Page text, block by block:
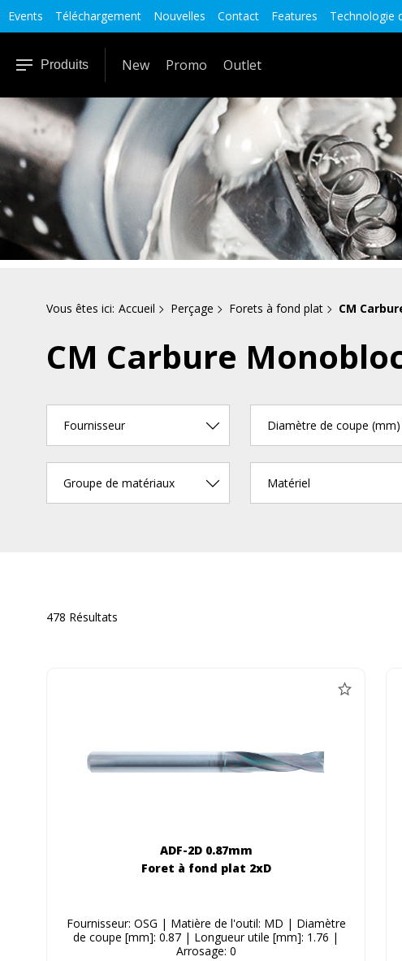
Events Téléchargement Nouvelles Contact Features Technologie
Produits New Promo Outlet
Vous êtes ici: Accueil Perçage Forets à fond plat CM
CM Carbure
Fournisseur Diamètre de coupe (mm)
Groupe de matériaux Matériel
478 Résultats
ADF-2D 0.87mm
Foret à fond plat 2xD
Fournisseur: OSG | Matière de l'outil: MD | Diamètre
de coupe [mm]: 0.87 | Longueur utile [mm]: 1.76 |
Arrosage: 0